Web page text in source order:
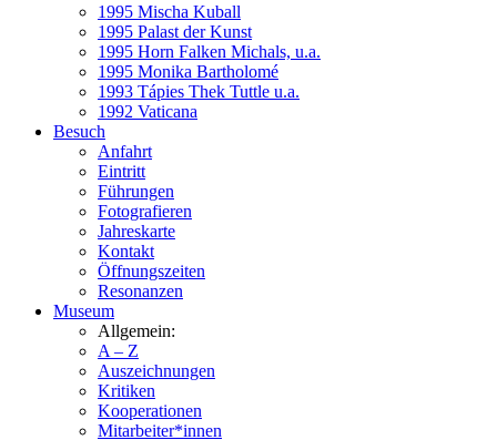
1995 Mischa Kuball
1995 Palast der Kunst
1995 Horn Falken Michals, u.a.
1995 Monika Bartholomé
1993 Tápies Thek Tuttle u.a.
1992 Vaticana
Besuch
Anfahrt
Eintritt
Führungen
Fotografieren
Jahreskarte
Kontakt
Öffnungszeiten
Resonanzen
Museum
Allgemein:
A – Z
Auszeichnungen
Kritiken
Kooperationen
Mitarbeiter*innen